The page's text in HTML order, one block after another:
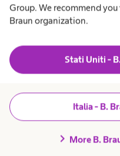
Group. We recommend
Braun organization.
Stati Uniti -
Italia - B.
chevron_right More B.
di
Ma
siamo